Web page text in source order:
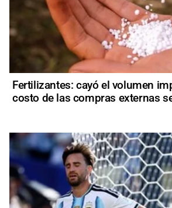
Fertilizantes: cayó el volumen
costo de las compras externas